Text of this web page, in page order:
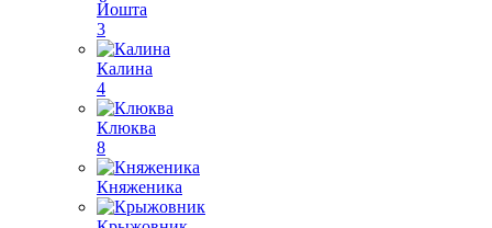
Йошта
3
Калина
4
Клюква
8
Княженика